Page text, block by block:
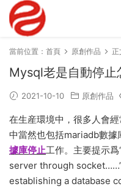
當前位置： 首頁 原創作品 正
Mysql老是自動停止
2021-10-10 原創作品
在生産環境中，很多人會
中當然也包括mariadb數據
據庫停止工作。主要提示
server through
establishing a database